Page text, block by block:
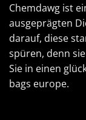
Chemdawg ist
ausgeprägten
darauf, diese
spüren, denn
Sie in einen
bags europe.